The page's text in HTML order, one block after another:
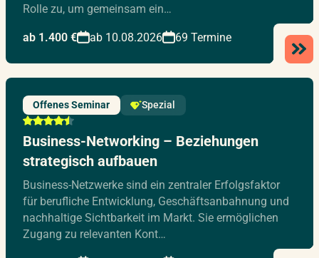
Rolle zu, um gemeinsam ein…
ab 1.400 € ab 10.08.2026 69 Termine
Offenes Seminar Spezial
Business-Networking – Beziehungen
strategisch aufbauen
Business-Netzwerke sind ein zentraler Erfolgsfaktor
für berufliche Entwicklung, Geschäftsanbahnung und
nachhaltige Sichtbarkeit im Markt. Sie ermöglichen
Zugang zu relevanten Kont…